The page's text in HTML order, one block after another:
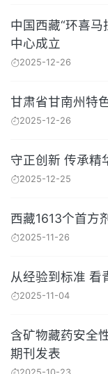
中国西藏“环喜马
中心成立
2025-12-26
甘肃省甘南州特
2025-12-26
守正创新 传承精
2025-12-25
西藏1613个首方
2025-11-26
从经验到标准 看
2025-11-04
含矿物藏药安全
期刊发表